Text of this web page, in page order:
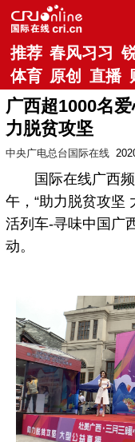
推荐 春风习习
体育 原创 直播
广西超1000名
力脱贫攻坚
中央广电总台国际在线
国际在线广西频
午，“助力脱贫攻坚
活列车-寻味中国广
动。